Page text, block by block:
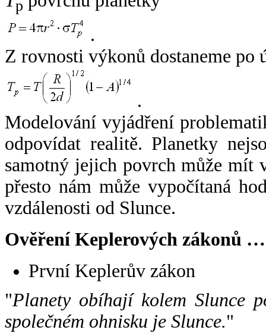
p
.
Z rovnosti výkonů dostaneme po
.
Modelování vyjádření
odpovídat realitě. Planetky
samotný jejich povrch může mít
přesto nám může vypočítaná
vzdálenosti od Slunce.
Ověření Keplerových zákonů …
První Keplerův zákon
"Planety obíhají kolem Slunce
společném ohnisku je Slunce."